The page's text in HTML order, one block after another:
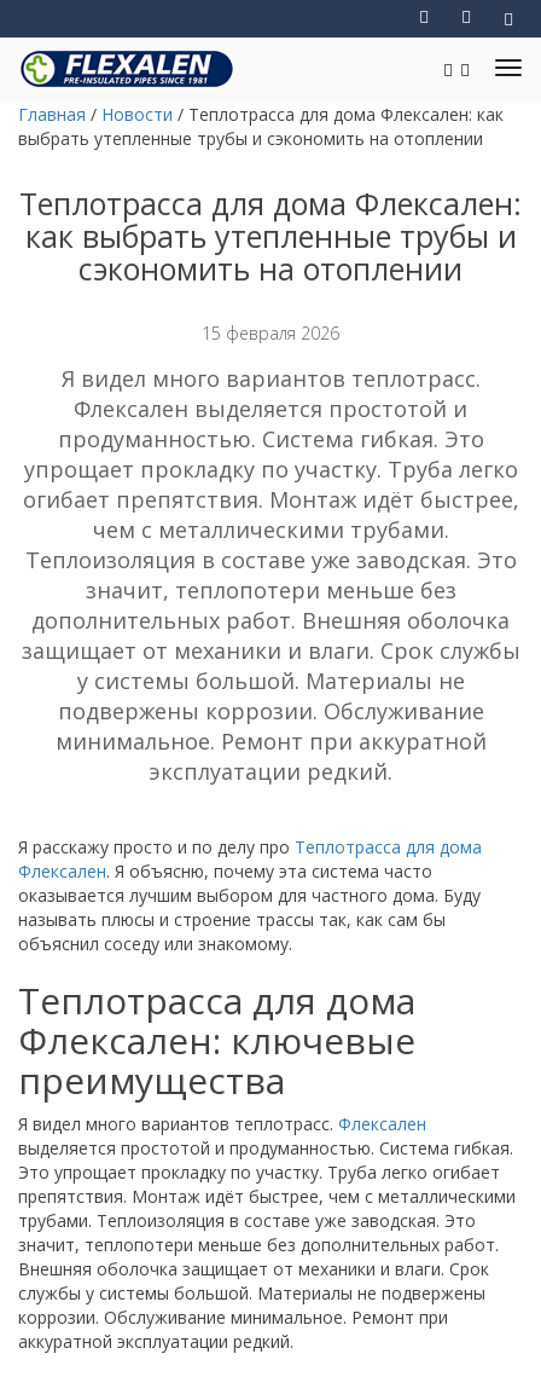
Главная / Новости / Теплотрасса для дома Флексален: как
выбрать утепленные трубы и сэкономить на отоплении
Теплотрасса для дома Флексален:
как выбрать утепленные трубы и
сэкономить на отоплении
15 февраля 2026
Я видел много вариантов теплотрасс.
Флексален выделяется простотой и
продуманностью. Система гибкая. Это
упрощает прокладку по участку. Труба легко
огибает препятствия. Монтаж идёт быстрее,
чем с металлическими трубами.
Теплоизоляция в составе уже заводская. Это
значит, теплопотери меньше без
дополнительных работ. Внешняя оболочка
защищает от механики и влаги. Срок службы
у системы большой. Материалы не
подвержены коррозии. Обслуживание
минимальное. Ремонт при аккуратной
эксплуатации редкий.
Я расскажу просто и по делу про Теплотрасса для дома
Флексален. Я объясню, почему эта система часто
оказывается лучшим выбором для частного дома. Буду
называть плюсы и строение трассы так, как сам бы
объяснил соседу или знакомому.
Теплотрасса для дома
Флексален: ключевые
преимущества
Я видел много вариантов теплотрасс. Флексален
выделяется простотой и продуманностью. Система гибкая.
Это упрощает прокладку по участку. Труба легко огибает
препятствия. Монтаж идёт быстрее, чем с металлическими
трубами. Теплоизоляция в составе уже заводская. Это
значит, теплопотери меньше без дополнительных работ.
Внешняя оболочка защищает от механики и влаги. Срок
службы у системы большой. Материалы не подвержены
коррозии. Обслуживание минимальное. Ремонт при
аккуратной эксплуатации редкий.